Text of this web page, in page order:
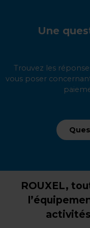
Une
Trouvez les
vous poser
ROUXEL,